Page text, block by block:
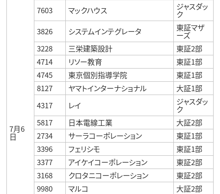
7月6
日
7603
マックハウス ジャスダッ
ク
3826
システムインテグレータ 東証マザ
ーズ
3228
三栄建築設計
東証2部
4714
リソー教育
東証1部
4745
東京個別指導学院
東証1部
8127
ヤマトインターナショナル
大証1部
4317
レイ ジャスダッ
ク
5817
日本電線工業
大証2部
2734
サーラコーポレーション
東証1部
3396
フェリシモ
東証1部
3377
アイケイコーポレーション
東証2部
3168
クロタニコーポレーション
東証2部
9980
マルコ
大証2部